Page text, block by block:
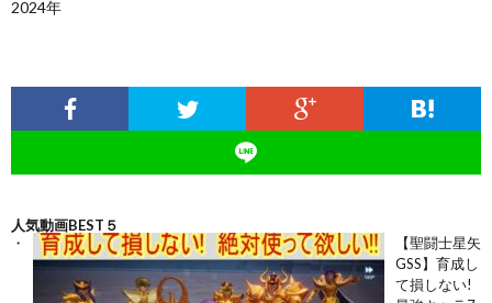
2024年
人気動画BEST５
【聖闘士星矢
GSS】育成し
て損しない!